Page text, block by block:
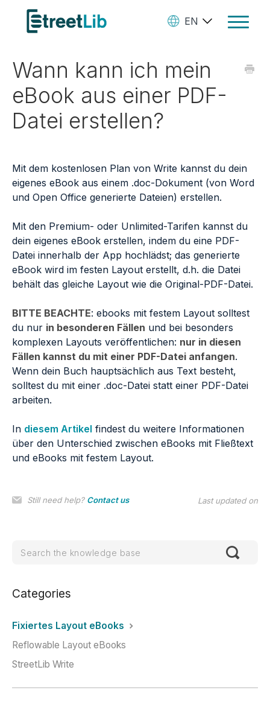
Toggle
Ebooks
Audiobooks
Manage Your Account and
Royalties
SL Store
Contact
EN
Wann kann ich mein
eBook aus einer PDF-
Datei erstellen?
Mit dem kostenlosen Plan von Write kannst du dein
eigenes eBook aus einem .doc-Dokument (von Word
und Open Office generierte Dateien) erstellen.
Mit den Premium- oder Unlimited-Tarifen kannst du
dein eigenes eBook erstellen, indem du eine PDF-
Datei innerhalb der App hochlädst; das generierte
eBook wird im festen Layout erstellt, d.h. die Datei
behält das gleiche Layout wie die Original-PDF-Datei.
BITTE BEACHTE: ebooks mit festem Layout solltest
du nur in besonderen Fällen und bei besonders
komplexen Layouts veröffentlichen: nur in diesen
Fällen kannst du mit einer PDF-Datei anfangen.
Wenn dein Buch hauptsächlich aus Text besteht,
solltest du mit einer .doc-Datei statt einer PDF-Datei
arbeiten.
In diesem Artikel findest du weitere Informationen
über den Unterschied zwischen eBooks mit Fließtext
und eBooks mit festem Layout.
Still need help? Contact us Last updated on
Categories
Fixiertes Layout eBooks
Reflowable Layout eBooks
StreetLib Write